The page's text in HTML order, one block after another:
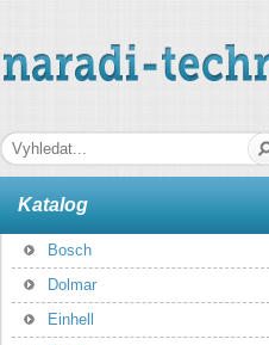
naradi-technika.cz
Katalog
Bosch
Dolmar
Einhell
Hledaná fráze